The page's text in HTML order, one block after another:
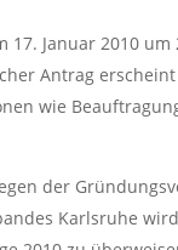
17. Januar 2010 um
Antrag
wie
der
Karlsruhe